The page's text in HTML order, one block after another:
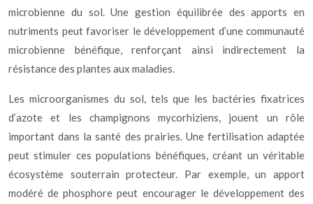
microbienne du sol. Une gestion équilibrée des apports en
nutriments peut favoriser le développement d’une communauté
microbienne bénéfique, renforçant ainsi indirectement la
résistance des plantes aux maladies.
Les microorganismes du sol, tels que les bactéries fixatrices
d’azote et les champignons mycorhiziens, jouent un rôle
important dans la santé des prairies. Une fertilisation adaptée
peut stimuler ces populations bénéfiques, créant un véritable
écosystème souterrain protecteur. Par exemple, un apport
modéré de phosphore peut encourager le développement des